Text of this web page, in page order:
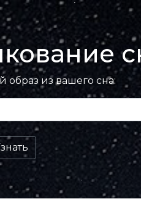
образ из вашего сна: